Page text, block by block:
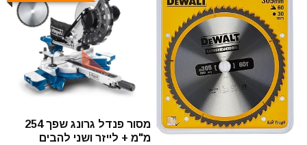
מסור פנדל גרונג שפך 254
מ"מ + לייזר ושני להבים